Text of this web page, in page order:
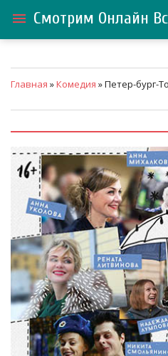
menu Смотрим Онлайн
Главная »Комедия » Петер-бург-